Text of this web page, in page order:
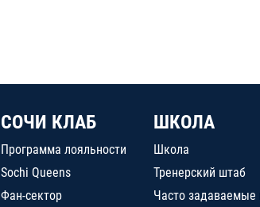
СОЧИ КЛАБ
Программа лояльности
Sochi Queens
Фан-сектор
ШКОЛА
Школа
Тренерский штаб
Часто задаваемые